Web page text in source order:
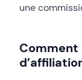
une
Comment